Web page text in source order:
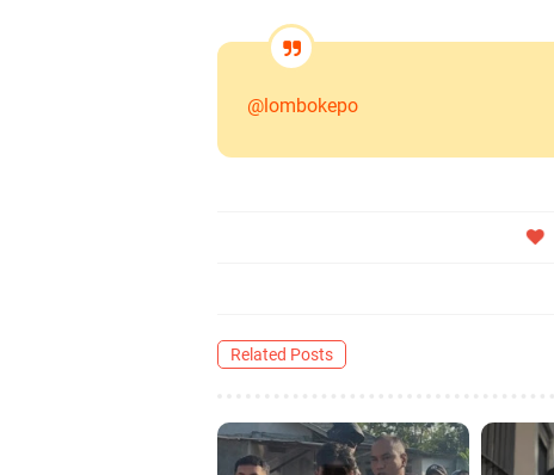
@lombokepo
Related Posts